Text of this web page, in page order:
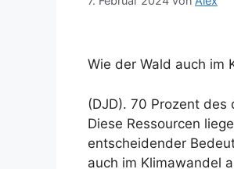
Wie der Wald auch im
(DJD). 70 Prozent
Diese Ressourcen
entscheidender
auch im Klimawandel